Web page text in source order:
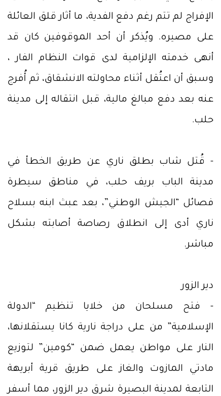
الإفراج لم تتم رغم دفع الفدية، ما أثار قلق العائلة
على مصيره. ويُذكر أن أحد الموقوفين كان قد
أنهى خدمته الإلزامية لدى قوات النظام الفار ،
وسبق أن اعتُقل أثناء محاولته الانشقاق، ثم أُفرج
عنه بعد دفع مبالغ مالية، قبل انتقاله إلى مدينة
حلب.
- قُتل شاب بطلق ناري عن طريق الخطأ في
مدينة الباب بريف حلب، في مناطق سيطرة
فصائل “الجيش الوطني”، بعد عبث ابنه بسلاح
ناري أدى إلى انطلاق رصاصة أصابته بشكل
مباشر.
دير الزور
- فتح مسلحان من خلايا تنظيم “الدولة
الإسلامية” من على دراجة نارية كانا يستقلانها،
النار على مواطن يعمل ضمن “كومين” لتوزيع
مادتي المازوت والغاز على طريق قرية أبريهة
التابعة لمدينة البصيرة شرق دير الزور، مما أسفر